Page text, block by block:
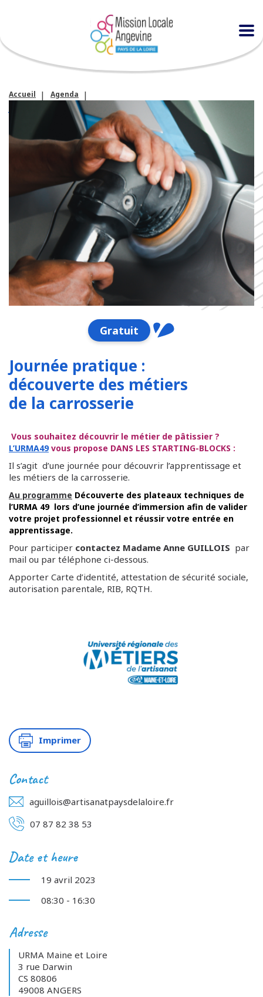
Accueil
Agenda
Journée pratique : découverte des métiers de la carrosserie
Gratuit
Journée pratique :
découverte des métiers
de la carrosserie
Vous souhaitez découvrir le métier de pâtissier ?
L’URMA49vous propose DANS LES STARTING-BLOCKS :
Il s’agit d’une journée pour découvrir l’apprentissage et
les métiers de la carrosserie.
Au programme Découverte des plateaux techniques de
l’URMA 49 lors d’une journée d’immersion afin de valider
votre projet professionnel et réussir votre entrée en
apprentissage.
Pour participer contactez Madame Anne GUILLOIS par
mail ou par téléphone ci-dessous.
Apporter Carte d’identité, attestation de sécurité sociale,
autorisation parentale, RIB, RQTH.
Imprimer
Contact
aguillois@artisanatpaysdelaloire.fr
07 87 82 38 53
Date et heure
19 avril 2023
08:30 - 16:30
Adresse
URMA Maine et Loire
3 rue Darwin
CS 80806
49008 ANGERS